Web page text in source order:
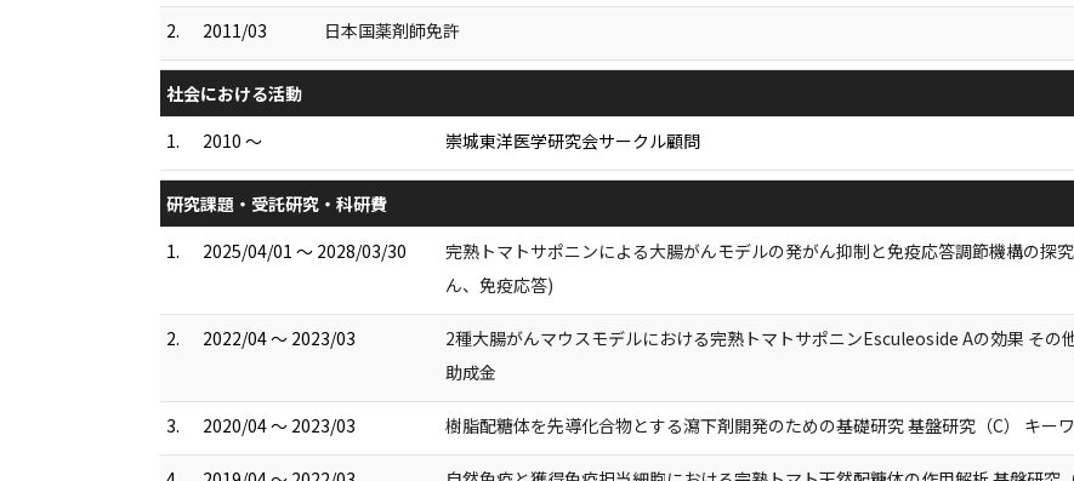
2. 2011/03 日本国薬剤師免許
社会における活動
1.
2010 ～ 崇城東洋医学研究会サークル顧問
研究課題・受託研究・科研費
1.
2025/04/01 ～ 2028/03/30
完熟トマトサポニンによる大腸がんモデルの発がん抑制と免疫応答調節機構の探
ん、免疫応答)
2. 2022/04 ～ 2023/03
2種大腸がんマウスモデルにおける完熟トマトサポニンEsculeoside Aの効果 そ
助成金
3. 2020/04 ～ 2023/03 樹脂配糖体を先導化合物とする瀉下剤開発のための基礎研究 基盤研究（C） キー